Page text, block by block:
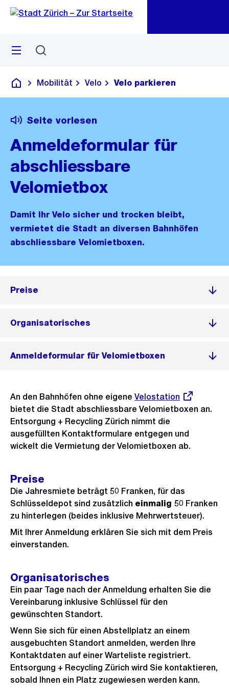
Navigation
Sprunglink
Menü
Deutsch
Mobilität Velo Velo parkieren
Seite vorlesen
Anmeldeformular für
abschliessbare
Velomietbox
Damit Ihr Velo sicher und trocken bleibt,
vermietet die Stadt an diversen Bahnhöfen
abschliessbare Velomietboxen.
Preise
Organisatorisches
Anmeldeformular für Velomietboxen
An den Bahnhöfen ohne eigene Externer
Link:
Velostation
bietet die Stadt abschliessbare Velomietboxen an.
Entsorgung + Recycling Zürich nimmt die
ausgefüllten Kontaktformulare entgegen und
wickelt die Vermietung der Velomietboxen ab.
Preise
Die Jahresmiete beträgt 50 Franken, für das
Schlüsseldepot sind zusätzlich einmalig 50 Franken
zu hinterlegen (beides inklusive Mehrwertsteuer).
Mit Ihrer Anmeldung erklären Sie sich mit dem Preis
einverstanden.
Organisatorisches
Ein paar Tage nach der Anmeldung erhalten Sie die
Vereinbarung inklusive Schlüssel für den
gewünschten Standort.
Wenn Sie sich für einen Abstellplatz an einem
ausgebuchten Standort anmelden, werden Ihre
Kontaktdaten auf einer Warteliste registriert.
Entsorgung + Recycling Zürich wird Sie kontaktieren,
sobald Ihnen ein Platz zugewiesen werden kann.